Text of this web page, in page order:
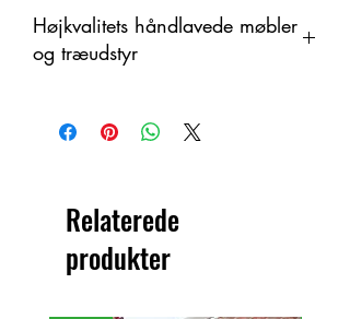
Højkvalitets håndlavede møbler
og træudstyr
et organisk materiale med
farveændringer. Derfor kan der være
Relaterede
produkter